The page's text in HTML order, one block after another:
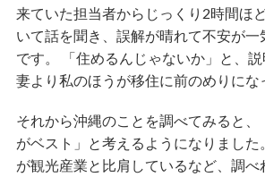
来ていた担当者からじっくり2時間ほ
いて話を聞き、誤解が晴れて不安が一
です。 「住めるんじゃないか」と、
妻より私のほうが移住に前のめりにな
それから沖縄のことを調べてみると、
がベスト」と考えるようになりまし
が観光産業と比肩しているなど、調べ